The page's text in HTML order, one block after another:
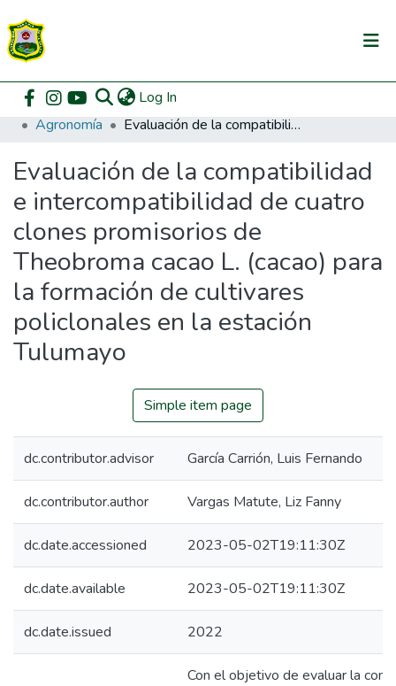
Log In
Communities & Collections
All of DSpace
DSpace Statistics
Home Pregrado
Facultad de Agronomía
Agronomía
Evaluación de la compatibilidad e intercompatibilidad de cuatro clones promisorios de Theobroma cacao L. (cacao) para la formación de cultivares policlonales en la estación Tulumayo
Evaluación de la compatibilidad
e intercompatibilidad de cuatro
clones promisorios de
Theobroma cacao L. (cacao) para
la formación de cultivares
policlonales en la estación
Tulumayo
Simple item page
dc.contributor.advisor García Carrión, Luis Fernando
dc.contributor.author Vargas Matute, Liz Fanny
dc.date.accessioned 2023-05-02T19:11:30Z
dc.date.available 2023-05-02T19:11:30Z
dc.date.issued 2022
Con el objetivo de evaluar la